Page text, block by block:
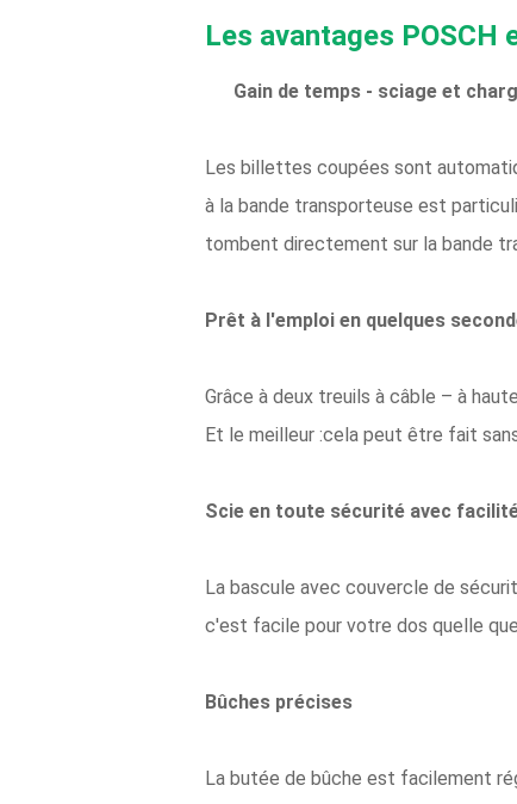
Les avantages POSCH
Gain de temps - sciage et
Les billettes coupées sont
à la bande transporteuse est
tombent directement sur la bande
Prêt à l'emploi en quelques
Grâce à deux treuils à câble – à
Et le meilleur :cela peut être fait
Scie en toute sécurité avec
La bascule avec couvercle de
c'est facile pour votre dos quelle
Bûches précises
La butée de bûche est facilement